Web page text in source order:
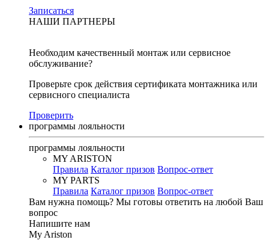
Записаться
НАШИ ПАРТНЕРЫ
Необходим качественный монтаж или сервисное
обслуживание?
Проверьте срок действия сертификата монтажника или
сервисного специалиста
Проверить
программы лояльности
программы лояльности
MY ARISTON
Правила Каталог призов Вопрос-ответ
MY PARTS
Правила Каталог призов Вопрос-ответ
Вам нужна помощь? Мы готовы ответить на любой Ваш
вопрос
Напишите нам
My Ariston